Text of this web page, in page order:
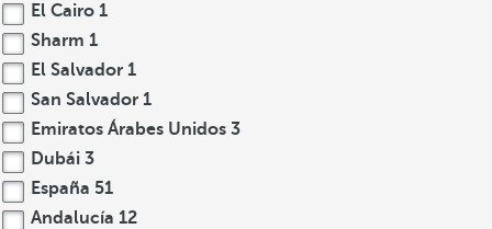
El Cairo 1
Sharm 1
El Salvador 1
San Salvador 1
Emiratos Árabes Unidos 3
Dubái 3
España 51
Andalucía 12